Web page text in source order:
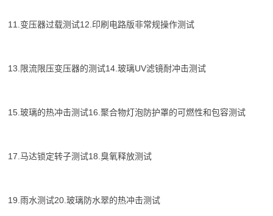
11.变压器过载测试12.印刷电路版非常规操作测试
13.限流限压变压器的测试14.玻璃UV滤镜耐冲击测试
15.玻璃的热冲击测试16.聚合物灯泡防护罩的可燃性和包容测试
17.马达锁定转子测试18.臭氧释放测试
19.雨水测试20.玻璃防水翠的热冲击测试